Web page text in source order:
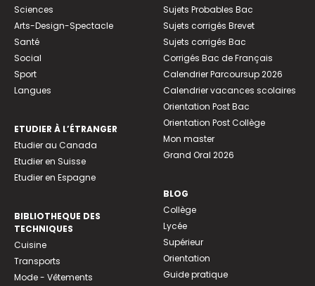
Sciences
Arts-Design-Spectacle
Santé
Social
Sport
Langues
ETUDIER À L’ÉTRANGER
Etudier au Canada
Etudier en Suisse
Etudier en Espagne
BIBLIOTHEQUE DES
TECHNIQUES
Cuisine
Transports
Mode - Vêtements
Sujets Probables Bac
Sujets corrigés Brevet
Sujets corrigés Bac
Corrigés Bac de Français
Calendrier Parcoursup 2026
Calendrier vacances scolaires
Orientation Post Bac
Orientation Post Collège
Mon master
Grand Oral 2026
BLOG
Collège
Lycée
Supérieur
Orientation
Guide pratique